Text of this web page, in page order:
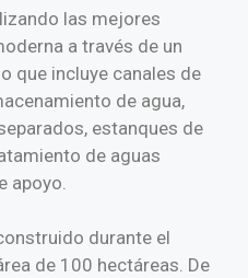
las mejores
a través de un
que incluye canales de
de agua,
estanques de
de aguas
apoyo.
durante el
de 100 hectáreas. De